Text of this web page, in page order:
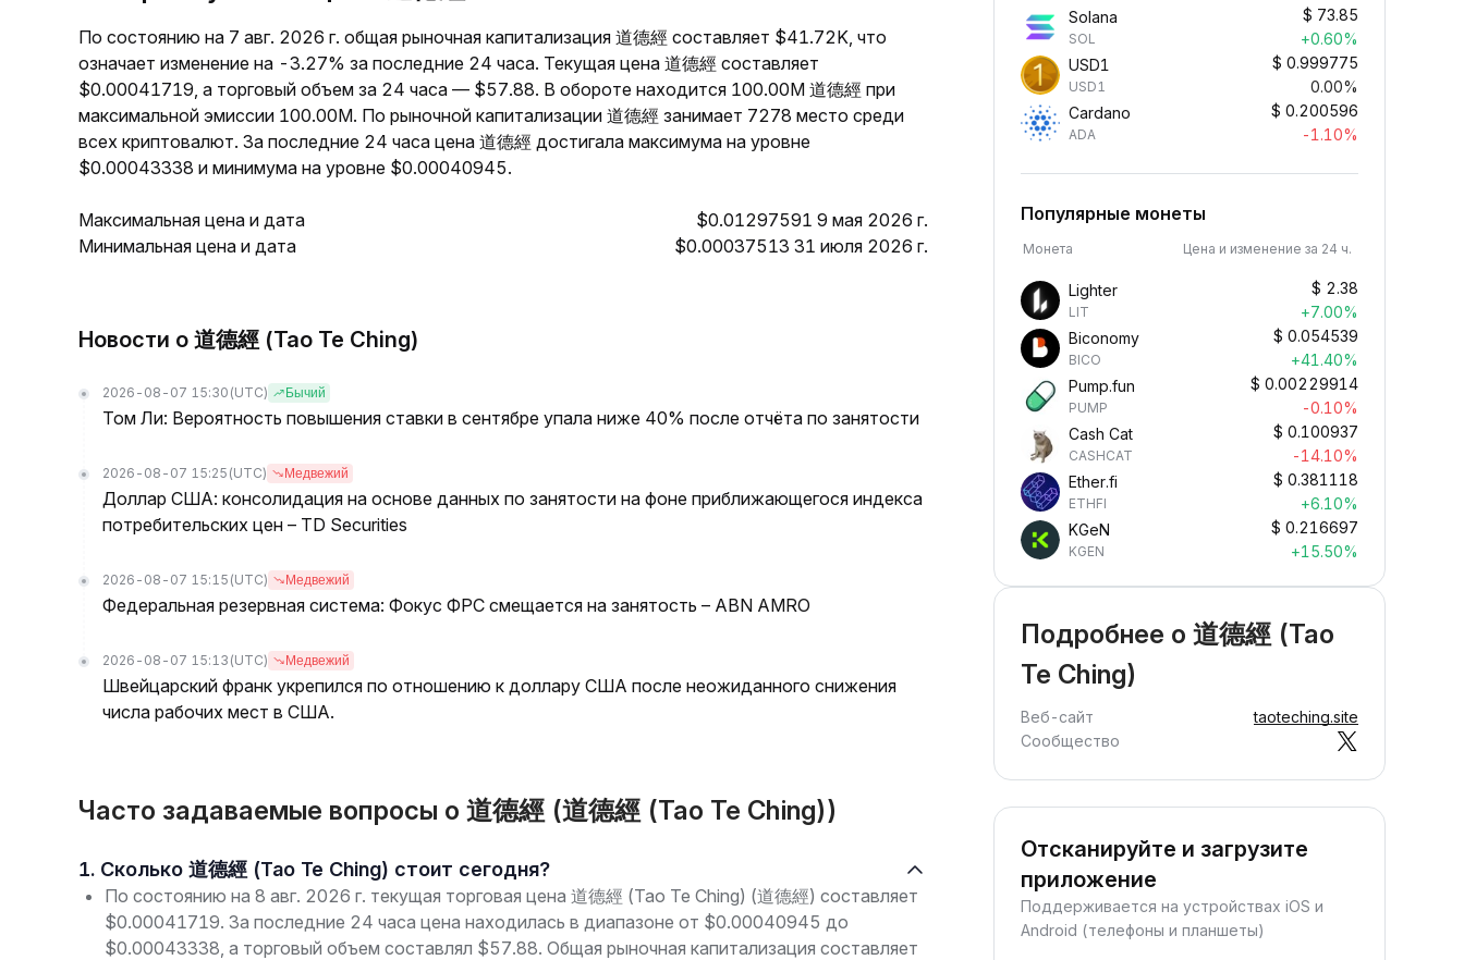
По состоянию на 7 авг. 2026 г. общая рыночная капитализация 道德經 составляет $41.72K, что
означает изменение на -3.27% за последние 24 часа. Текущая цена 道德經 составляет
$0.00041719, а торговый объем за 24 часа — $57.88. В обороте находится 100.00M 道德經 при
максимальной эмиссии 100.00M. По рыночной капитализации 道德經 занимает 7278 место среди
всех криптовалют. За последние 24 часа цена 道德經 достигала максимума на уровне
$0.00043338 и минимума на уровне $0.00040945.
Максимальная цена и дата
$0.01297591 9 мая 2026 г.
Минимальная цена и дата
$0.00037513 31 июля 2026 г.
Новости о 道德經 (Tao Te Ching)
2026-08-07 15:30 (UTC) Бычий
Том Ли: Вероятность повышения ставки в сентябре упала ниже 40% после отчёта по занятости
2026-08-07 15:25 (UTC) Медвежий
Доллар США: консолидация на основе данных по занятости на фоне приближающегося индекса
потребительских цен – TD Securities
2026-08-07 15:15 (UTC) Медвежий
Федеральная резервная система: Фокус ФРС смещается на занятость – ABN AMRO
2026-08-07 15:13 (UTC) Медвежий
Швейцарский франк укрепился по отношению к доллару США после неожиданного снижения
числа рабочих мест в США.
Часто задаваемые вопросы о 道德經 (道德經 (Tao Te Ching))
1. Сколько 道德經 (Tao Te Ching) стоит сегодня?
По состоянию на 8 авг. 2026 г. текущая торговая цена 道德經 (Tao Te Ching) (道德經) составляет
$0.00041719. За последние 24 часа цена находилась в диапазоне от $0.00040945 до
$0.00043338, а торговый объем составлял $57.88. Общая рыночная капитализация составляет
Solana
SOL
$ 73.85
+0.60%
USD1
USD1
$ 0.999775
0.00%
Cardano
ADA
$ 0.200596
-1.10%
Популярные монеты
Монета Цена и изменение за 24 ч.
Lighter
LIT
$ 2.38
+7.00%
Biconomy
BICO
$ 0.054539
+41.40%
Pump.fun
PUMP
$ 0.00229914
-0.10%
Cash Cat
CASHCAT
$ 0.100937
-14.10%
Ether.fi
ETHFI
$ 0.381118
+6.10%
KGeN
KGEN
$ 0.216697
+15.50%
Подробнее о 道德經 (Tao
Te Ching)
Веб-сайт
taoteching.site
Сообщество
Отсканируйте и загрузите
приложение
Поддерживается на устройствах iOS и
Android (телефоны и планшеты)